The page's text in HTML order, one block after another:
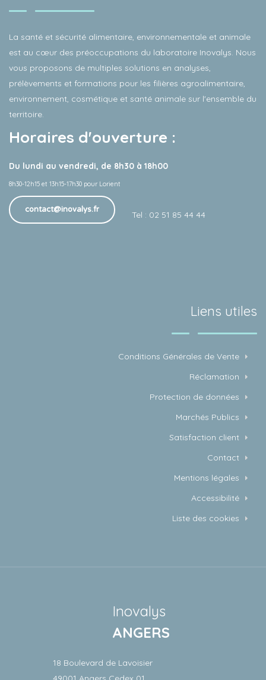
La santé et sécurité alimentaire, environnementale et animale
est au cœur des préoccupations du laboratoire Inovalys. Nous
vous proposons de multiples solutions en analyses,
prélèvements et formations pour les filières agroalimentaire,
environnement, cosmétique et santé animale sur l'ensemble du
territoire.
Horaires d'ouverture :
Du lundi au vendredi, de 8h30 à 18h00
8h30-12h15 et 13h15-17h30 pour Lorient
contact@inovalys.fr
Tel : 02 51 85 44 44
Liens utiles
Conditions Générales de Vente
Réclamation
Protection de données
Marchés Publics
Satisfaction client
Contact
Mentions légales
Accessibilité
Liste des cookies
Inovalys
ANGERS
18 Boulevard de Lavoisier